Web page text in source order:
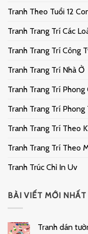
Tranh Theo Tuổi 12
Tranh Trang Trí Các
Tranh Trang Trí Công
Tranh Trang Trí Nhà Ở
Tranh Trang Trí
Tranh Trang Trí Phong
Tranh Trang Trí Theo
Tranh Trang Trí Theo
Tranh Trúc Chỉ In Uv
BÀI VIẾT MỚI NHẤT
Tranh dán